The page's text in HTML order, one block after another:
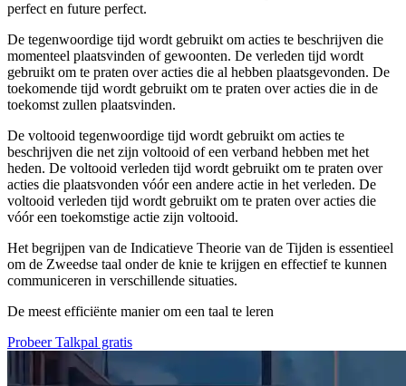
perfect en future perfect.
De tegenwoordige tijd wordt gebruikt om acties te beschrijven die
momenteel plaatsvinden of gewoonten. De verleden tijd wordt
gebruikt om te praten over acties die al hebben plaatsgevonden. De
toekomende tijd wordt gebruikt om te praten over acties die in de
toekomst zullen plaatsvinden.
De voltooid tegenwoordige tijd wordt gebruikt om acties te
beschrijven die net zijn voltooid of een verband hebben met het
heden. De voltooid verleden tijd wordt gebruikt om te praten over
acties die plaatsvonden vóór een andere actie in het verleden. De
voltooid verleden tijd wordt gebruikt om te praten over acties die
vóór een toekomstige actie zijn voltooid.
Het begrijpen van de Indicatieve Theorie van de Tijden is essentieel
om de Zweedse taal onder de knie te krijgen en effectief te kunnen
communiceren in verschillende situaties.
De meest efficiënte manier om een taal te leren
Probeer Talkpal gratis